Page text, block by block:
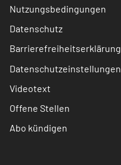
Nutzungsbedingungen
Datenschutz
Barrierefreiheitserklärung
Datenschutzeinstellungen
Videotext
Offene Stellen
Abo kündigen